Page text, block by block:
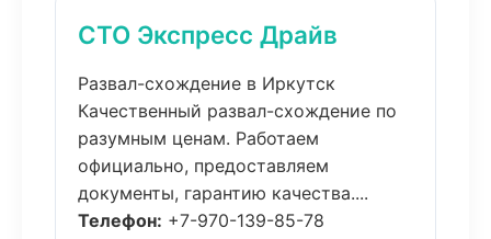
СТО Экспресс Драйв
Развал-схождение в Иркутск
Качественный развал-схождение по
разумным ценам. Работаем
официально, предоставляем
документы, гарантию качества....
Телефон: +7-970-139-85-78